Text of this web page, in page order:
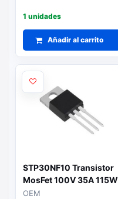
1 unidades
Añadir al carrito
STP30NF10 Transistor
MosFet 100V 35A 115W
TO220
OEM